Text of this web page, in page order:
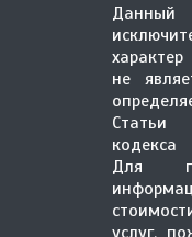
Данный
не
Статьи
кодекса
Для
услуг,